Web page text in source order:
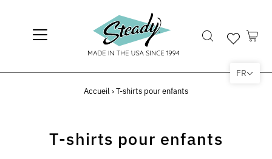
Accueil›T-shirts pour enfants
T-shirts pour enfants
FR